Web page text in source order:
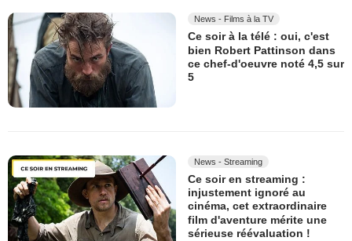
News - Films à la TV
Ce soir à la télé : oui, c'est
bien Robert Pattinson dans
ce chef-d'oeuvre noté 4,5 sur
5
News - Streaming
Ce soir en streaming :
injustement ignoré au
cinéma, cet extraordinaire
film d'aventure mérite une
sérieuse réévaluation !